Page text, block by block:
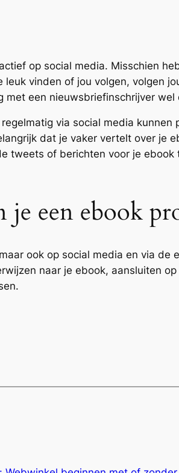
op social media. Misschien
leuk vinden of jou volgen, volgen
met een nieuwsbriefinschrijver wel
via social media
dat je vaker vertelt over je
tweets of berichten voor je
je een ebook
ook op social media en via
naar je ebook, aansluiten